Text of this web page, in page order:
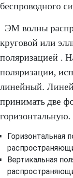
беспроводного
ЭМ волны
круговой или
поляризацией .
поляризации,
линейный.
принимать две
горизонтальную.
Горизонтальная
Вертикальная